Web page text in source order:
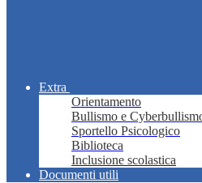
Extra
Orientamento
Bullismo e
Sportello Psicologico
Biblioteca
Inclusione scolastica
Documenti utili